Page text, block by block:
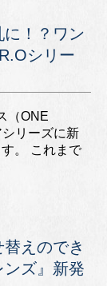
に！？ワン
シリー
（ONE
リーズに新
。 これまで
えのでき
ズ』新発